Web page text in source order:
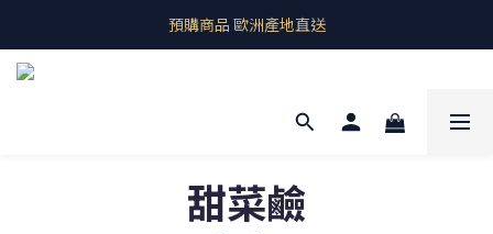
即期良品上架  最新優惠快帶回家
預購商品 歐洲產地直送
甜菜鹼